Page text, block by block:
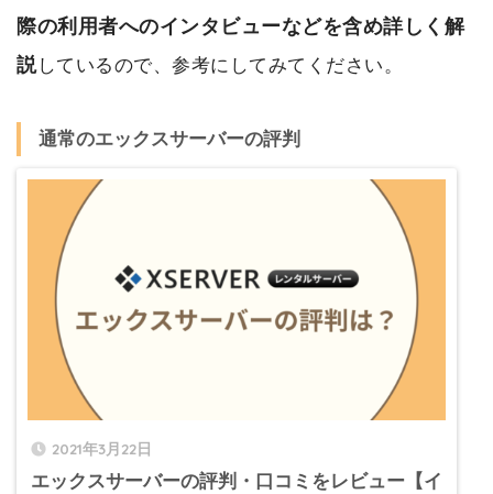
際の利用者へのインタビューなどを含め詳しく解
説しているので、参考にしてみてください。
通常のエックスサーバーの評判
2021年3月22日
エックスサーバーの評判・口コミをレビュー【イ